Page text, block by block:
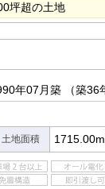
坪超の土地
年07月築
（築36
土地面積 1715.00m